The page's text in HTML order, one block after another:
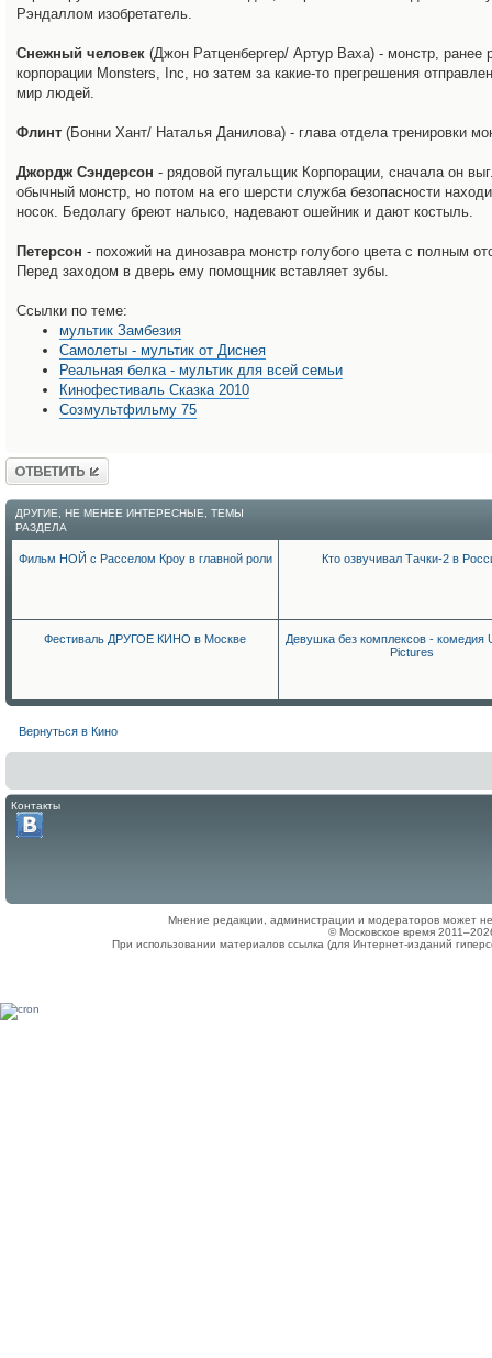
Рэндаллом изобретатель.
Снежный человек (Джон Ратценбергер/ Артур Ваха) - монстр, ранее
корпорации Monsters, Inc, но затем за какие-то прегрешения
мир людей.
Флинт (Бонни Хант/ Наталья Данилова) - глава отдела тренировки
Джордж Сэндерсон - рядовой пугальщик Корпорации, сначала он
обычный монстр, но потом на его шерсти служба безопасности
носок. Бедолагу бреют налысо, надевают ошейник и дают костыль.
Петерсон - похожий на динозавра монстр голубого цвета с полным
Перед заходом в дверь ему помощник вставляет зубы.
Ссылки по теме:
мультик Замбезия
Самолеты - мультик от Диснея
Реальная белка - мультик для всей семьи
Кинофестиваль Сказка 2010
Созмультфильму 75
Ответить
ДРУГИЕ, НЕ МЕНЕЕ ИНТЕРЕСНЫЕ, ТЕМЫ
РАЗДЕЛА
Фильм НОЙ с Расселом Кроу в главной роли Кто озвучивал Тачки-2 в
Фестиваль ДРУГОЕ КИНО в Москве
Девушка без комплексов - комедия
Pictures
Вернуться в Кино
Контакты
Мнение редакции, администрации и модераторов может
© Московское время
При использовании материалов ссылка (для Интернет-изданий